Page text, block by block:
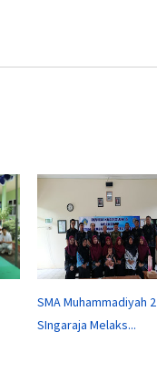
SMA Muhammadiyah 2
SIngaraja Melaks...